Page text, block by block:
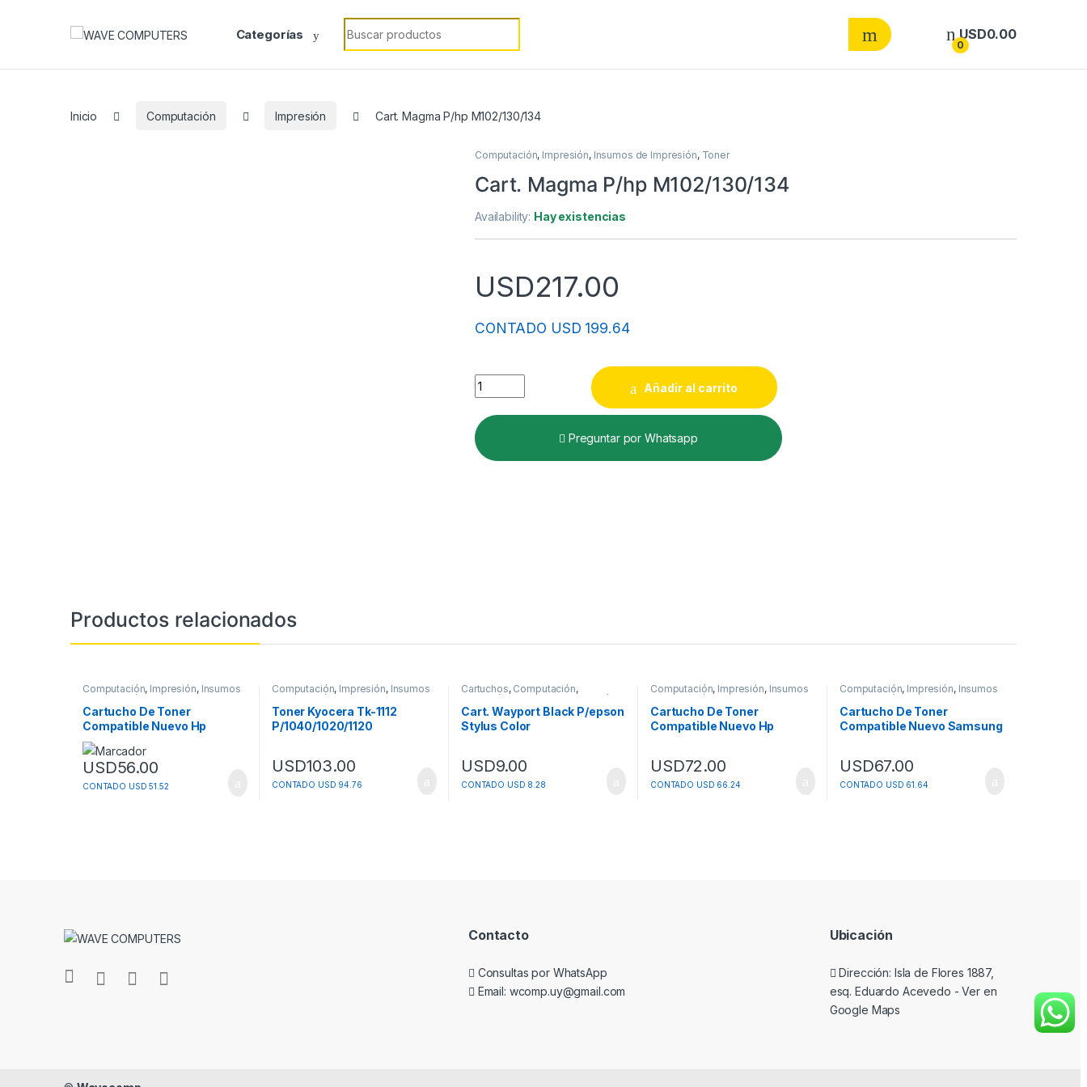
Categorías
Search for:
0
USD0.00
Inicio Computación Impresión Cart. Magma P/hp M102/130/134
Computación, Impresión, Insumos de Impresión, Toner
Cart. Magma P/hp M102/130/134
Availability: Hay existencias
USD217.00
CONTADO USD 199.64
Cart. Magma P/hp M102/130/134 quantity
Añadir al carrito
Preguntar por Whatsapp
Productos relacionados
Computación, Impresión, Insumos
de Impresión
Toner
Cartucho De Toner
Compatible Nuevo Hp
Q7553a
USD56.00
CONTADO USD 51.52
Computación, Impresión, Insumos
de Impresión
Toner
Toner Kyocera Tk-1112
P/1040/1020/1120
USD103.00
CONTADO USD 94.76
Cartuchos, Computación,
Impresión
Insumos de Impresión
Cart. Wayport Black P/epson
Stylus Color
USD9.00
CONTADO USD 8.28
Computación, Impresión, Insumos
de Impresión
Toner
Cartucho De Toner
Compatible Nuevo Hp
USD72.00
CONTADO USD 66.24
Computación, Impresión, Insumos
de Impresión
Toner
Cartucho De Toner
Compatible Nuevo Samsung
USD67.00
CONTADO USD 61.64
Contacto
Consultas por WhatsApp
Email: wcomp.uy@gmail.com
Ubicación
Dirección: Isla de Flores 1887,
esq. Eduardo Acevedo -Ver en
Google Maps